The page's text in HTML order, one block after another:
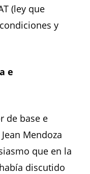
(ley que
y
e
de base e
Mendoza
que en la
discutido